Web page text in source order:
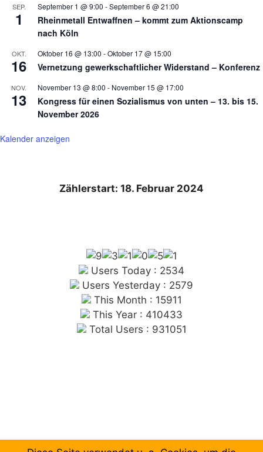
SEP.
1
September 1 @ 9:00 -September 6 @ 21:00
Rheinmetall Entwaffnen – kommt zum Aktionscamp
nach Köln
OKT.
16
Oktober 16 @ 13:00 -Oktober 17 @ 15:00
Vernetzung gewerkschaftlicher Widerstand – Konferenz
NOV.
13
November 13 @ 8:00 - November 15 @ 17:00
Kongress für einen Sozialismus von unten – 13. bis 15.
November 2026
Kalender anzeigen
Zählerstart: 18. Februar 2024
Users Today : 2534
Users Yesterday : 2579
This Month : 15911
This Year : 410433
Total Users : 931051